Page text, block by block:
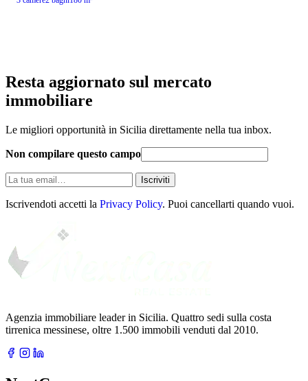
Resta aggiornato sul mercato
immobiliare
Le migliori opportunità in Sicilia direttamente nella tua inbox.
Non compilare questo campo
La
tua
email
Iscriviti
Iscrivendoti accetti la Privacy Policy. Puoi cancellarti quando vuoi.
Agenzia immobiliare leader in Sicilia. Quattro sedi sulla costa
tirrenica messinese, oltre 1.500 immobili venduti dal 2010.